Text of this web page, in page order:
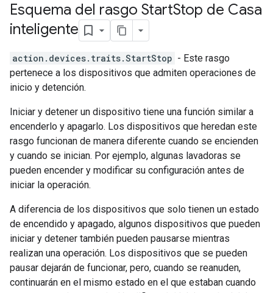
Esquema del rasgo StartStop de Casa
inteligente
action.devices.traits.StartStop - Este rasgo
pertenece a los dispositivos que admiten operaciones de
inicio y detención.
Iniciar y detener un dispositivo tiene una función similar a
encenderlo y apagarlo. Los dispositivos que heredan este
rasgo funcionan de manera diferente cuando se encienden
y cuando se inician. Por ejemplo, algunas lavadoras se
pueden encender y modificar su configuración antes de
iniciar la operación.
A diferencia de los dispositivos que solo tienen un estado
de encendido y apagado, algunos dispositivos que pueden
iniciar y detener también pueden pausarse mientras
realizan una operación. Los dispositivos que se pueden
pausar dejarán de funcionar, pero, cuando se reanuden,
continuarán en el mismo estado en el que estaban cuando